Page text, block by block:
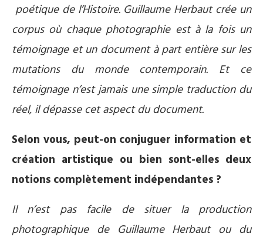
poétique de l’Histoire. Guillaume Herbaut crée un
corpus où chaque photographie est à la fois un
témoignage et un document à part entière sur les
mutations du monde contemporain. Et ce
témoignage n’est jamais une simple traduction du
réel, il dépasse cet aspect du document.
Selon vous, peut-on conjuguer information et
création artistique ou bien sont-elles deux
notions complètement indépendantes ?
Il n’est pas facile de situer la production
photographique de Guillaume Herbaut ou du